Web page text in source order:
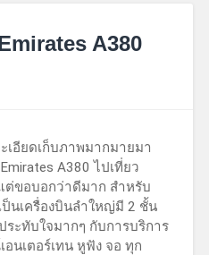
A380
เอียดเก็บภาพมากมายมา
A380 ไปเที่ยว
ต่ขอบอกว่าดีมาก สำหรับ
ป็นเครื่องบินลำใหญ่มี 2 ชั้น
ระทับใจมากๆ กับการบริการ
นเตอร์เทน หูฟัง จอ ทุก